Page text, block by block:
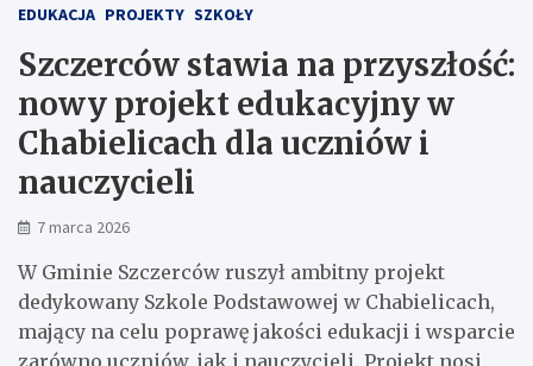
EDUKACJA PROJEKTY SZKOŁY
Szczerców stawia na przyszłość:
nowy projekt edukacyjny w
Chabielicach dla uczniów i
nauczycieli
7 marca 2026
W Gminie Szczerców ruszył ambitny projekt
dedykowany Szkole Podstawowej w Chabielicach,
mający na celu poprawę jakości edukacji i wsparcie
zarówno uczniów, jak i nauczycieli. Projekt nosi